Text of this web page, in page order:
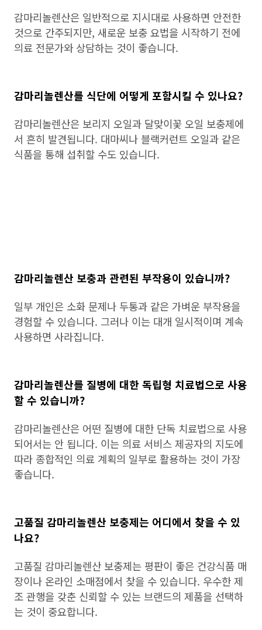
감마리놀렌산은 일반적으로 지시대로 사용하면 안전한
것으로 간주되지만, 새로운 보충 요법을 시작하기 전에
의료 전문가와 상담하는 것이 좋습니다.
감마리놀렌산를 식단에 어떻게 포함시킬 수 있나요?
감마리놀렌산은 보리지 오일과 달맞이꽃 오일 보충제에
서 흔히 발견됩니다. 대마씨나 블랙커런트 오일과 같은
식품을 통해 섭취할 수도 있습니다.
감마리놀렌산 보충과 관련된 부작용이 있습니까?
일부 개인은 소화 문제나 두통과 같은 가벼운 부작용을
경험할 수 있습니다. 그러나 이는 대개 일시적이며 계속
사용하면 사라집니다.
감마리놀렌산를 질병에 대한 독립형 치료법으로 사용
할 수 있습니까?
감마리놀렌산은 어떤 질병에 대한 단독 치료법으로 사용
되어서는 안 됩니다. 이는 의료 서비스 제공자의 지도에
따라 종합적인 의료 계획의 일부로 활용하는 것이 가장
좋습니다.
고품질 감마리놀렌산 보충제는 어디에서 찾을 수 있
나요?
고품질 감마리놀렌산 보충제는 평판이 좋은 건강식품 매
장이나 온라인 소매점에서 찾을 수 있습니다. 우수한 제
조 관행을 갖춘 신뢰할 수 있는 브랜드의 제품을 선택하
는 것이 중요합니다.